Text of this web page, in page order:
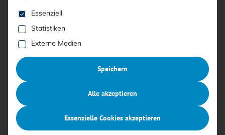
Free
Amtliche Mitteilungen
Amtliche Mitteilungen des Bundesamtes für
Sicherheit in der Informationstechnik (BSI)
30.09.2023
Lesezeit 1 Min.
Es folgt eine Liste der Service-Gruppen, für die eine
Essenziell
Statistiken
Externe Medien
Speichern
Alle akzeptieren
Essenzielle Cookies akzeptieren